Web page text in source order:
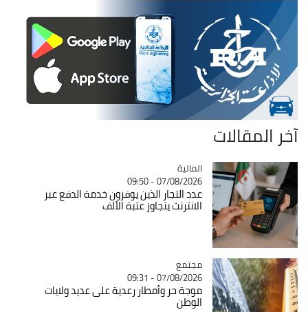
آخر المقالات
Catégorie
المالية
07/08/2026 - 09:50
عدد التجار الذين يوفرون خدمة الدفع عبر
الانترنت يتجاوز عتبة الألف
Catégorie
مجتمع
07/08/2026 - 09:31
موجة حر وأمطار رعدية على عديد ولايات
الوطن